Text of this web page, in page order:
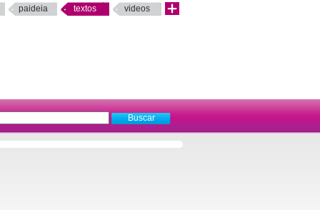
paideia textos videos